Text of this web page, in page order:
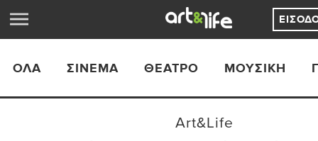
ΟΛΑ ΣΙΝΕΜΆ ΘΈΑΤΡΟ ΜΟΥΣΙΚΉ
Art&Life